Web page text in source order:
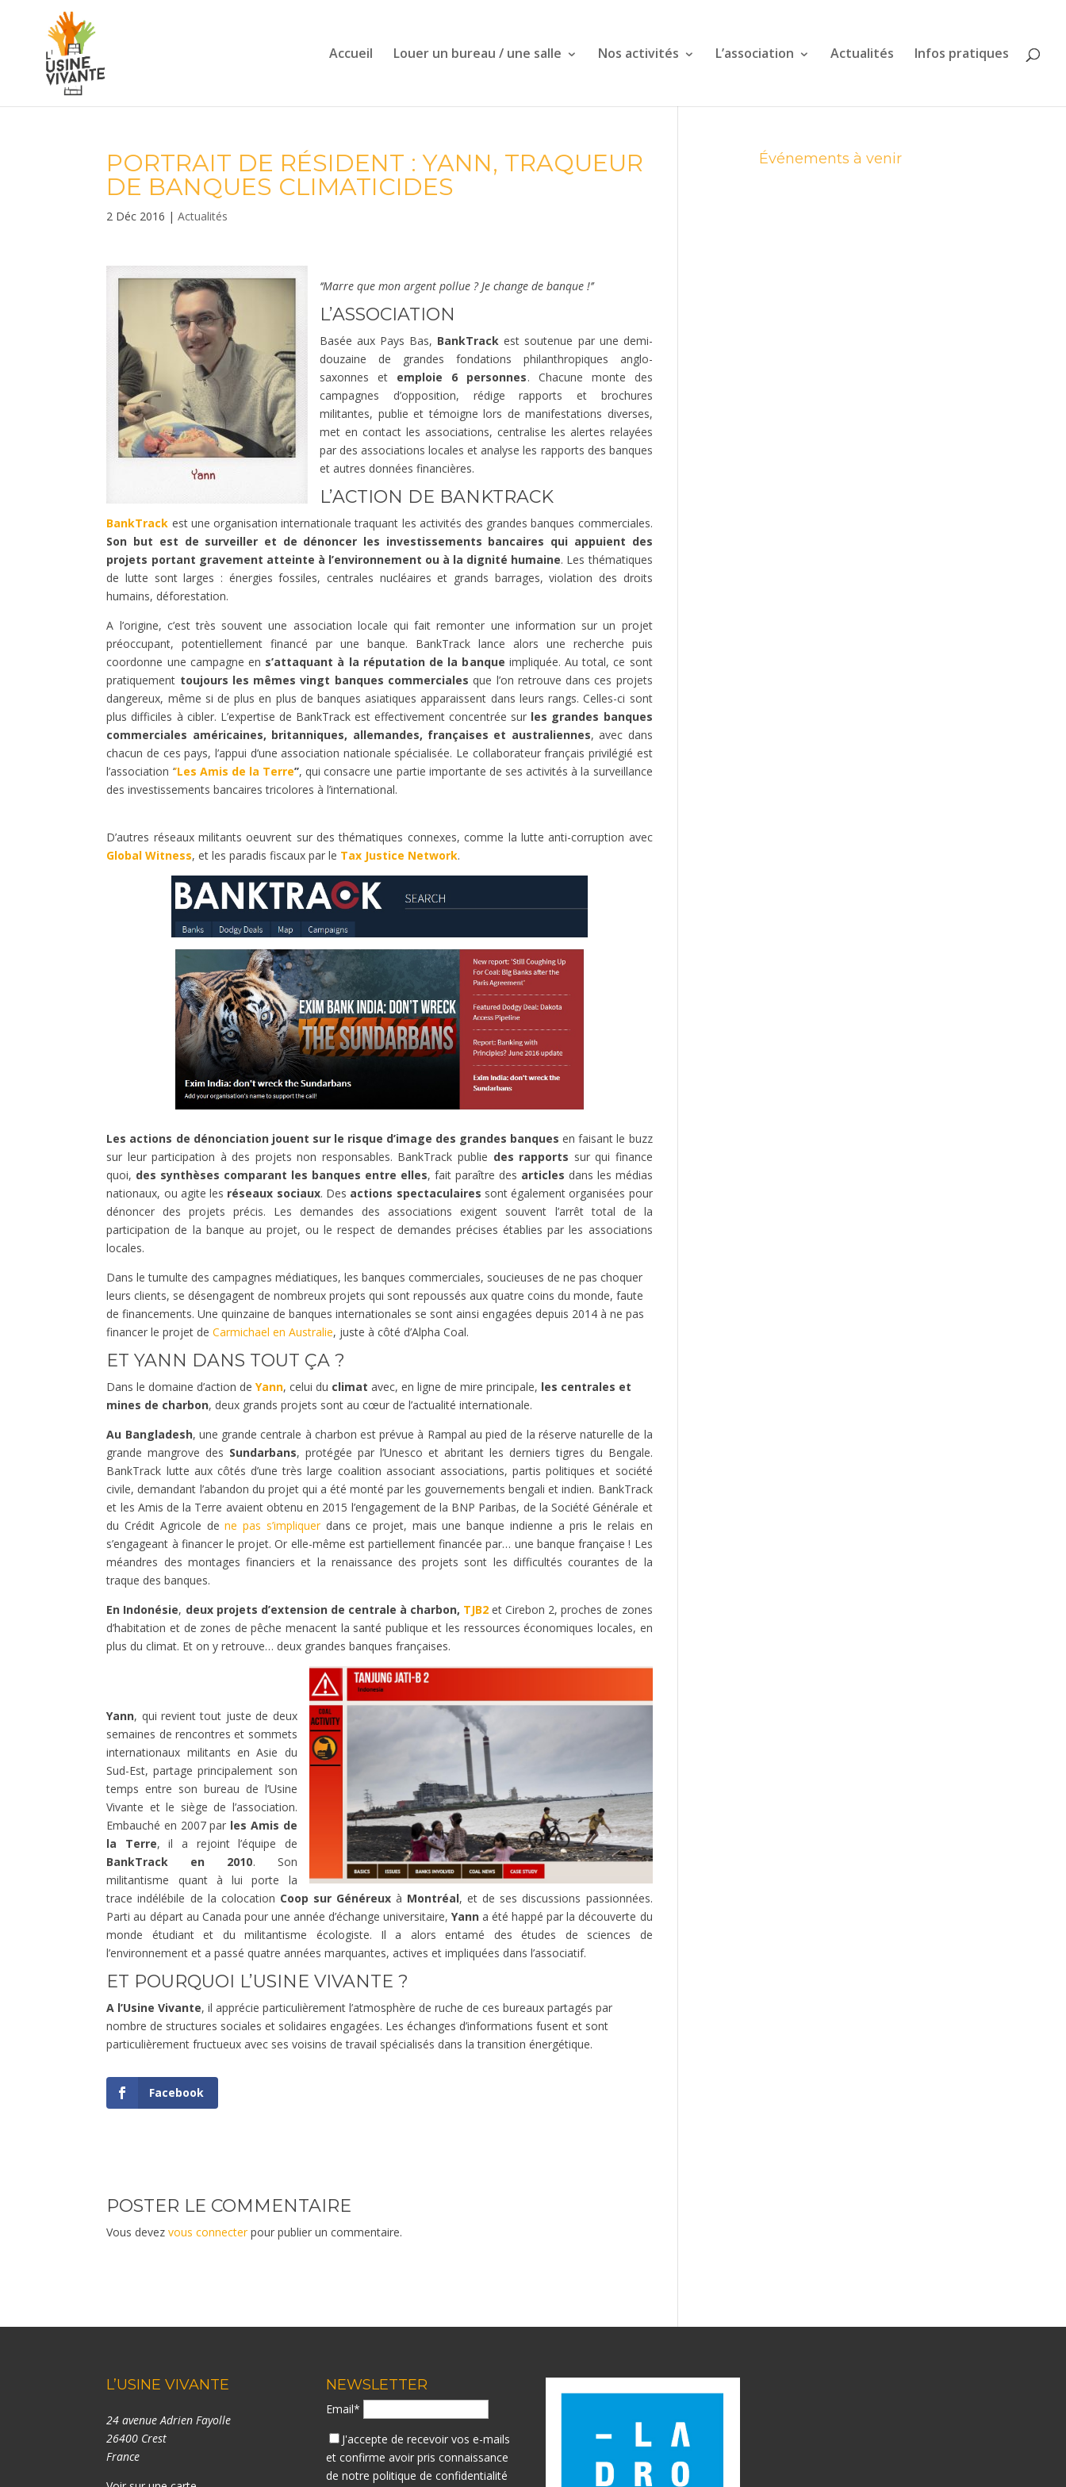
Accueil Louer un bureau / une salle Nos activités L’association Actualités Infos pratiques
PORTRAIT DE RÉSIDENT : YANN, TRAQUEUR
DE BANQUES CLIMATICIDES
2 Déc 2016 |Actualités
‘‘Marre que mon argent pollue ? Je change de banque !’’
L’ASSOCIATION
Basée aux Pays Bas, BankTrack est soutenue par une demi-
douzaine de grandes fondations philanthropiques anglo-
saxonnes et emploie 6 personnes. Chacune monte des
campagnes d’opposition, rédige rapports et brochures
militantes, publie et témoigne lors de manifestations diverses,
met en contact les associations, centralise les alertes relayées
par des associations locales et analyse les rapports des banques
et autres données financières.
L’ACTION DE BANKTRACK
BankTrack est une organisation internationale traquant les activités des grandes banques commerciales.
Son but est de surveiller et de dénoncer les investissements bancaires qui appuient des
projets portant gravement atteinte à l’environnement ou à la dignité humaine. Les thématiques
de lutte sont larges : énergies fossiles, centrales nucléaires et grands barrages, violation des droits
humains, déforestation.
A l’origine, c’est très souvent une association locale qui fait remonter une information sur un projet
préoccupant, potentiellement financé par une banque. BankTrack lance alors une recherche puis
coordonne une campagne en s’attaquant à la réputation de la banque impliquée. Au total, ce sont
pratiquement toujours les mêmes vingt banques commerciales que l’on retrouve dans ces projets
dangereux, même si de plus en plus de banques asiatiques apparaissent dans leurs rangs. Celles-ci sont
plus difficiles à cibler. L’expertise de BankTrack est effectivement concentrée sur les grandes banques
commerciales américaines, britanniques, allemandes, françaises et australiennes, avec dans
chacun de ces pays, l’appui d’une association nationale spécialisée. Le collaborateur français privilégié est
l’association ‘’Les Amis de la Terre’’, qui consacre une partie importante de ses activités à la surveillance
des investissements bancaires tricolores à l’international.
D’autres réseaux militants oeuvrent sur des thématiques connexes, comme la lutte anti-corruption avec
Global Witness, et les paradis fiscaux par le Tax Justice Network.
Les actions de dénonciation jouent sur le risque d’image des grandes banques en faisant le buzz
sur leur participation à des projets non responsables. BankTrack publie des rapports sur qui finance
quoi, des synthèses comparant les banques entre elles, fait paraître des articles dans les médias
nationaux, ou agite les réseaux sociaux. Des actions spectaculaires sont également organisées pour
dénoncer des projets précis. Les demandes des associations exigent souvent l’arrêt total de la
participation de la banque au projet, ou le respect de demandes précises établies par les associations
locales.
Dans le tumulte des campagnes médiatiques, les banques commerciales, soucieuses de ne pas choquer
leurs clients, se désengagent de nombreux projets qui sont repoussés aux quatre coins du monde, faute
de financements. Une quinzaine de banques internationales se sont ainsi engagées depuis 2014 à ne pas
financer le projet deCarmichael en Australie, juste à côté d’Alpha Coal.
ET YANN DANS TOUT ÇA ?
Dans le domaine d’action deYann, celui du climat avec, en ligne de mire principale, les centrales et
mines de charbon, deux grands projets sont au cœur de l’actualité internationale.
Au Bangladesh, une grande centrale à charbon est prévue à Rampal au pied de la réserve naturelle de la
grande mangrove des Sundarbans, protégée par l’Unesco et abritant les derniers tigres du Bengale.
BankTrack lutte aux côtés d’une très large coalition associant associations, partis politiques et société
civile, demandant l’abandon du projet qui a été monté par les gouvernements bengali et indien. BankTrack
et les Amis de la Terre avaient obtenu en 2015 l’engagement de la BNP Paribas, de la Société Générale et
du Crédit Agricole dene pas s’impliquerdans ce projet, mais une banque indienne a pris le relais en
s’engageant à financer le projet. Or elle-même est partiellement financée par… une banque française ! Les
méandres des montages financiers et la renaissance des projets sont les difficultés courantes de la
traque des banques.
En Indonésie, deux projets d’extension de centrale à charbon, TJB2 et Cirebon 2, proches de zones
d’habitation et de zones de pêche menacent la santé publique et les ressources économiques locales, en
plus du climat. Et on y retrouve… deux grandes banques françaises.
Yann, qui revient tout juste de deux
semaines de rencontres et sommets
internationaux militants en Asie du
Sud-Est, partage principalement son
temps entre son bureau de l’Usine
Vivante et le siège de l’association.
Embauché en 2007 par les Amis de
la Terre, il a rejoint l’équipe de
BankTrack en 2010. Son
militantisme quant à lui porte la
trace indélébile de la colocation Coop sur Généreuxà Montréal, et de ses discussions passionnées.
Parti au départ au Canada pour une année d’échange universitaire,Yann a été happé par la découverte du
monde étudiant et du militantisme écologiste. Il a alors entamé des études de sciences de
l’environnement et a passé quatre années marquantes, actives et impliquées dans l’associatif.
ET POURQUOI L’USINE VIVANTE ?
A l’Usine Vivante, il apprécie particulièrement l’atmosphère de ruche de ces bureaux partagés par
nombre de structures sociales et solidaires engagées. Les échanges d’informations fusent et sont
particulièrement fructueux avec ses voisins de travail spécialisés dans la transition énergétique.
Facebook
POSTER LE COMMENTAIRE
Vous devezvous connecterpour publier un commentaire.
Événements à venir
L’USINE VIVANTE
24 avenue Adrien Fayolle
26400 Crest
France
NEWSLETTER
Email*
J'accepte de recevoir vos e-mails
et confirme avoir pris connaissance
de notrepolitique de confidentialité